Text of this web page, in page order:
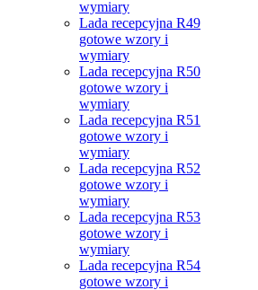
wymiary
Lada recepcyjna R49
gotowe wzory i
wymiary
Lada recepcyjna R50
gotowe wzory i
wymiary
Lada recepcyjna R51
gotowe wzory i
wymiary
Lada recepcyjna R52
gotowe wzory i
wymiary
Lada recepcyjna R53
gotowe wzory i
wymiary
Lada recepcyjna R54
gotowe wzory i